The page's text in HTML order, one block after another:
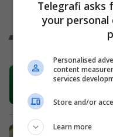
Bli
për
Telegrafi asks
your
Personalised
content
services
Store and/or
Learn more